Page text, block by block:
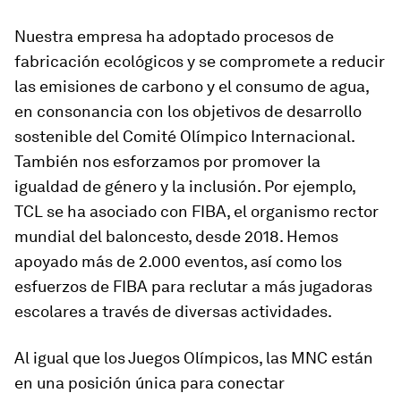
Nuestra empresa ha adoptado procesos de
fabricación ecológicos y se compromete a reducir
las emisiones de carbono y el consumo de agua,
en consonancia con los objetivos de desarrollo
sostenible del Comité Olímpico Internacional.
También nos esforzamos por promover la
igualdad de género y la inclusión. Por ejemplo,
TCL se ha asociado con FIBA, el organismo rector
mundial del baloncesto, desde 2018. Hemos
apoyado más de 2.000 eventos, así como los
esfuerzos de FIBA para reclutar a más jugadoras
escolares a través de diversas actividades.
Al igual que los Juegos Olímpicos, las MNC están
en una posición única para conectar